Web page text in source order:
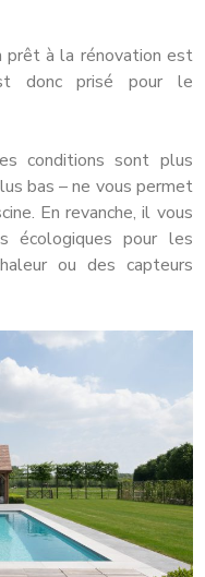
prêt à la rénovation est
donc prisé pour le
conditions sont plus
bas – ne vous permet
En revanche, il vous
écologiques pour les
ou des capteurs